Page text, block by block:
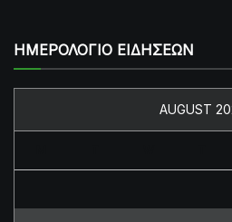
ΗΜΕΡΟΛΟΓΙΟ ΕΙΔΗΣΕΩΝ
AUGUST